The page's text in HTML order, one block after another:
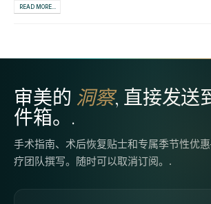
READ MORE...
审美的 洞察, 直接发送
件箱。.
手术指南、术后恢复贴士和专属季节性优
疗团队撰写。随时可以取消订阅。.